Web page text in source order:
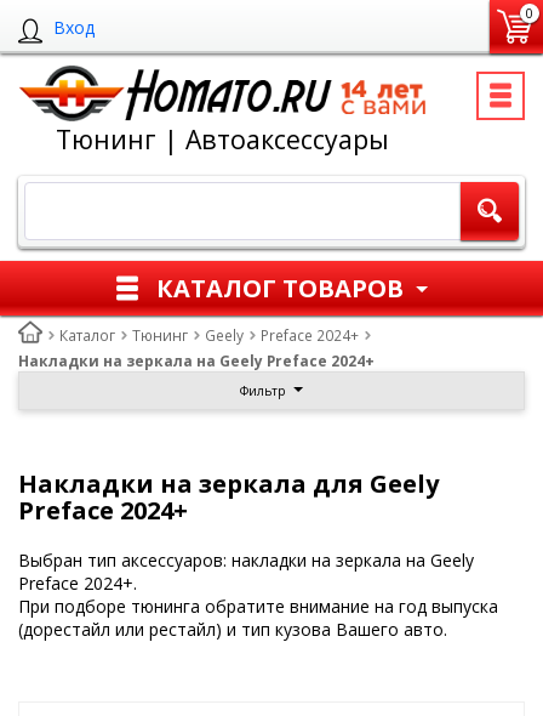
Вход
0
Тюнинг | Автоаксессуары
КАТАЛОГ ТОВАРОВ
Каталог Тюнинг Geely
Preface 2024+
Накладки на зеркала на Geely Preface 2024+
Фильтр
Накладки на зеркала для Geely
Preface 2024+
Выбран тип аксессуаров: накладки на зеркала на Geely
Preface 2024+.
При подборе тюнинга обратите внимание на год выпуска
(дорестайл или рестайл) и тип кузова Вашего авто.